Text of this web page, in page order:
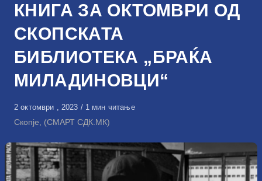
КНИГА ЗА ОКТОМВРИ ОД
СКОПСКАТА
БИБЛИОТЕКА „БРАЌА
МИЛАДИНОВЦИ“
Објавено
на
2 октомври , 2023 1 мин читање
Скопје, (СМАРТ СДК.МК)